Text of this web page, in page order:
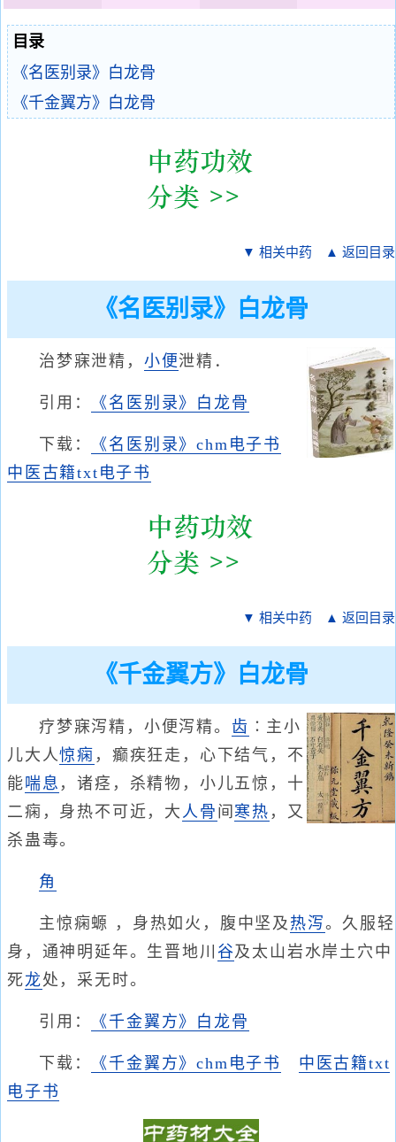
目录
《名医别录》白龙骨
《千金翼方》白龙骨
▼ 相关中药 ▲ 返回目录
《名医别录》白龙骨
治梦寐泄精， 小便泄精．
引用： 《名医别录》白龙骨
下载：
《名医别录》chm电子书
中医古籍txt电子书
▼ 相关中药 ▲ 返回目录
《千金翼方》白龙骨
疗梦寐泻精，小便泻精。 齿 ∶主小
儿大人惊痫 ，癫疾狂走，心下结气，不
能喘息 ，诸痉，杀精物，小儿五惊，十
二痫，身热不可近，大 人骨 间寒热 ，又
杀蛊毒。
角
主惊痫螈 ，身热如火，腹中坚及 热泻。久服轻
身，通神明延年。生晋地川 谷及太山岩水岸土穴中
死龙处，采无时。
引用： 《千金翼方》白龙骨
下载： 《千金翼方》chm电子书
中医古籍txt
电子书